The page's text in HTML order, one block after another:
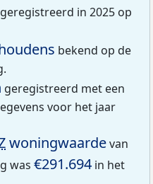
geregistreerd in 2025 op
bekend op de
geregistreerd met een
voor het jaar
woningwaardevan
was €291.694 in het